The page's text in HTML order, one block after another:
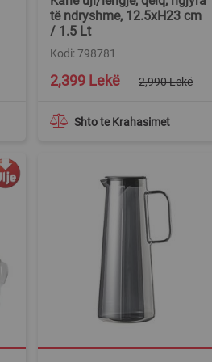
të ndryshme, 12.5xH23 cm
/ 1.5 Lt
Kodi: 798781
Shto te Krahasimet
Special
Price
2,399 Lekë 2,990 Lekë